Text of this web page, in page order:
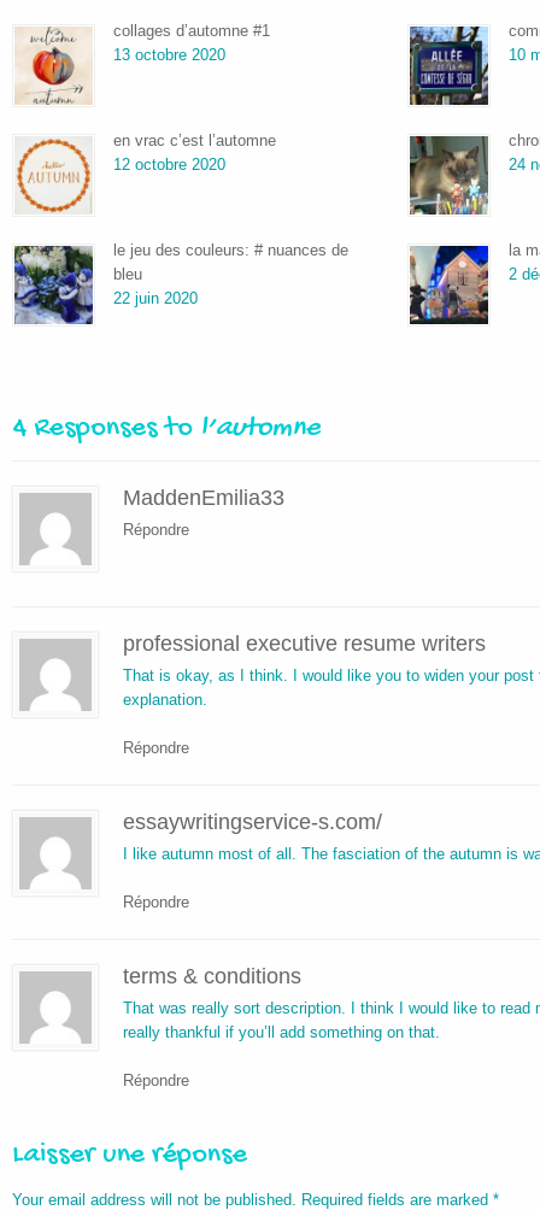
collages d’automne #1
13 octobre 2020
en vrac c’est l’automne
12 octobre 2020
le jeu des couleurs: # nuances de
bleu
22 juin 2020
10
24
la
2
4 Responses to l’automne
MaddenEmilia33
Répondre
professional executive resume writers
That is okay, as I think. I would like you to widen your
explanation.
Répondre
essaywritingservice-s.com/
I like autumn most of all. The fasciation of the autumn is
Répondre
terms & conditions
That was really sort description. I think I would like to read
really thankful if you’ll add something on that.
Répondre
Laisser une réponse
Your email address will not be published. Required fields are marked *